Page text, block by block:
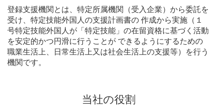
登録支援機関とは、特定所属機関（受入企業）から委託を
受け、特定技能外国⼈の⽀援計画書の 作成から実施（１
号特定技能外国人が「特定技能」の在留資格に基づく活動
を安定的かつ円滑に行うことが できるようにするための
職業生活上、日常生活上又は社会生活上の支援等）を行う
機関です。
当社の役割